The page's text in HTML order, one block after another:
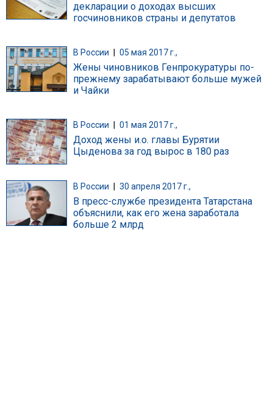
декларации о доходах высших
госчиновников страны и депутатов
В России 05 мая 2017 г.,
Жены чиновников Генпрокуратуры по-
прежнему зарабатывают больше мужей
и Чайки
В России 01 мая 2017 г.,
Доход жены и.о. главы Бурятии
Цыденова за год вырос в 180 раз
В России 30 апреля 2017 г.,
В пресс-службе президента Татарстана
объяснили, как его жена заработала
больше 2 млрд